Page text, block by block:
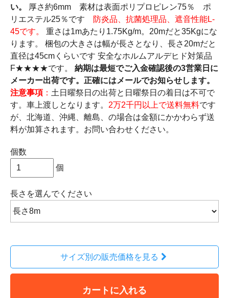
い。
厚さ約6mm 素材は表面ポリプロピレン75％ ポ
リエステル25％です
防炎品、抗菌処理品、遮音性能L-
45です。
重さは1mあたり1.75Kg/m。20mだと35Kgにな
ります。 梱包の大きさは幅が長さとなり、長さ20mだと
直径は45cmくらいです 安全なホルムアルデヒド対策品
F★★★★です。 納期は最短でご入金確認後の3営業日に
メーカー出荷です。正確にはメールでお知らせします。
注意事項 ： 土日曜祭日の出荷と日曜祭日の着日は不可で
す。車上渡しとなります。 2万2千円以上で送料無料です
が、北海道、沖縄、離島、の場合は金額にかかわらず送
料が加算されます。お問い合わせください。
個数
個
長さ を選んでください
サイズ別の販売価格を見る
カートに入れる